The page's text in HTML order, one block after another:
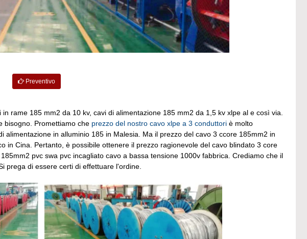
Preventivo
rame 185 mm2 da 10 kv, cavi di alimentazione 185 mm2 da 1,5 kv xlpe al e così via.
bisogno. Promettiamo che prezzo del nostro cavo xlpe a 3 conduttori è molto
in alluminio 185 in Malesia. Ma il prezzo del cavo 3 ccore 185mm2 in
in Cina. Pertanto, è possibile ottenere il prezzo ragionevole del cavo blindato 3 core
pvc swa pvc incagliato cavo a bassa tensione 1000v fabbrica. Crediamo che il
prega di essere certi di effettuare l'ordine.